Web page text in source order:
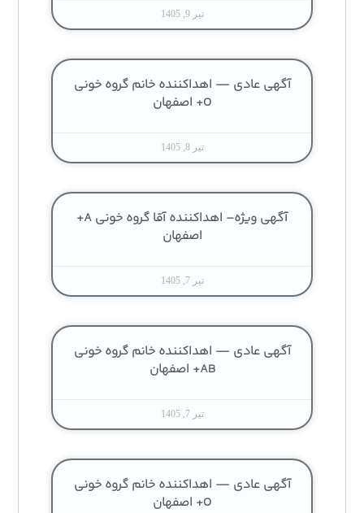
تیر 9, 1405
آگهی عادی — اهداکننده خانم گروه خونی
O+ اصفهان
تیر 8, 1405
آگهی ویژه– اهداکننده آقا گروه خونی A+
اصفهان
تیر 7, 1405
آگهی عادی — اهداکننده خانم گروه خونی
AB+ اصفهان
تیر 7, 1405
آگهی عادی — اهداکننده خانم گروه خونی
O+ اصفهان